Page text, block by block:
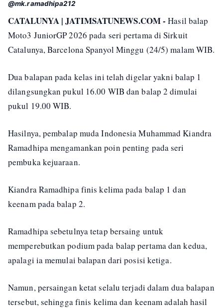
@mk.ramadhipa212
CATALUNYA | JATIMSATUNEWS.COM - Hasil balap
Moto3 JuniorGP 2026 pada seri pertama di Sirkuit
Catalunya, Barcelona Spanyol Minggu (24/5) malam WIB.
Dua balapan pada kelas ini telah digelar yakni balap 1
dilangsungkan pukul 16.00 WIB dan balap 2 dimulai
pukul 19.00 WIB.
Hasilnya, pembalap muda Indonesia Muhammad Kiandra
Ramadhipa mengamankan poin penting pada seri
pembuka kejuaraan.
Kiandra Ramadhipa finis kelima pada balap 1 dan
keenam pada balap 2.
Ramadhipa sebetulnya tetap bersaing untuk
memperebutkan podium pada balap pertama dan kedua,
apalagi ia memulai balapan dari posisi ketiga.
Namun, persaingan ketat selalu terjadi dalam dua balapan
tersebut, sehingga finis kelima dan keenam adalah hasil